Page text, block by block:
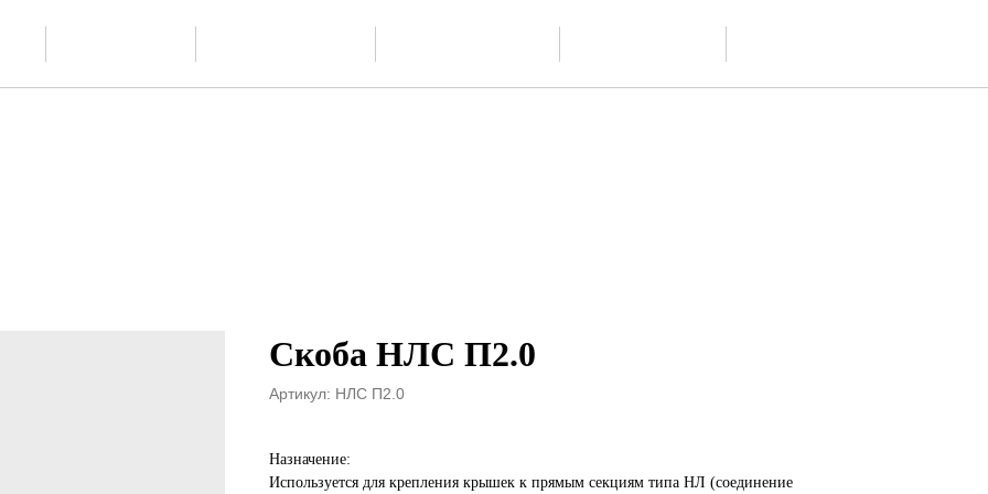
Скоба НЛС П2.0
Артикул: НЛС П2.0
Назначение:
Используется для крепления крышек к прямым секциям типа НЛ (соединение